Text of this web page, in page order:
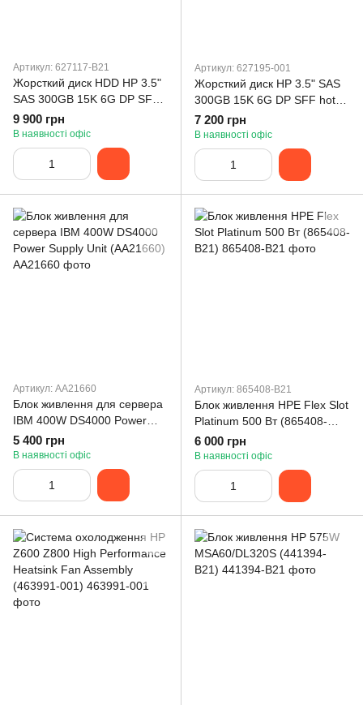
Артикул: 627117-B21
Жорсткий диск HDD HP 3.5"
SAS 300GB 15K 6G DP SFF
hot-plug (627117-B21)
9 900 грн
В наявності офіс
Артикул: 627195-001
Жорсткий диск HP 3.5" SAS
300GB 15K 6G DP SFF hot-
plug Bulk (627117-B21)
7 200 грн
В наявності офіс
Артикул: AA21660
Блок живлення для сервера
IBM 400W DS4000 Power
Supply Unit (AA21660)
5 400 грн
В наявності офіс
Артикул: 865408-B21
Блок живлення HPE Flex Slot
Platinum 500 Вт (865408-
B21)
6 000 грн
В наявності офіс